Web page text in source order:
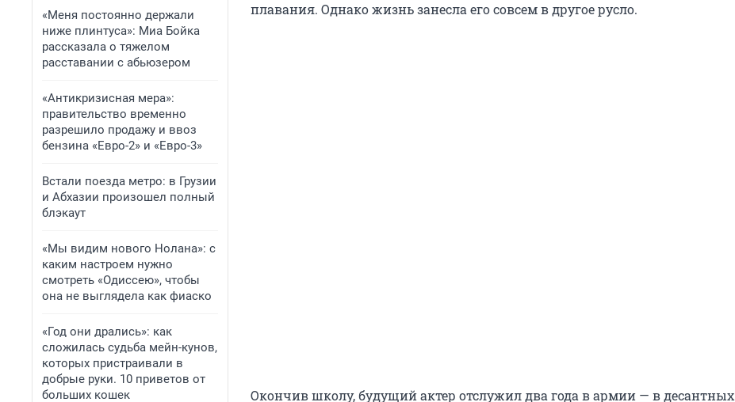
«Меня постоянно держали
ниже плинтуса»: Миа Бойка
рассказала о тяжелом
расставании с абьюзером
«Антикризисная мера»:
правительство временно
разрешило продажу и ввоз
бензина «Евро-2» и «Евро-3»
Встали поезда метро: в Грузии
и Абхазии произошел полный
блэкаут
«Мы видим нового Нолана»: с
каким настроем нужно
смотреть «Одиссею», чтобы
она не выглядела как фиаско
«Год они дрались»: как
сложилась судьба мейн-кунов,
которых пристраивали в
добрые руки. 10 приветов от
больших кошек
плавания. Однако жизнь занесла его совсем в другое русло.
Окончив школу, будущий актер отслужил два года в армии — в десантных